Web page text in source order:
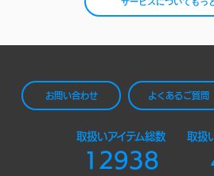
お問い合わせ よくあるご質問
取扱いアイテム総数
12938
取扱